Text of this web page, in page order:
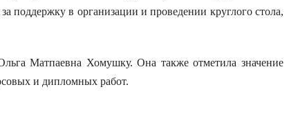
поддержку в организации и проведении круглого стола,
Матпаевна Хомушку. Она также отметила значение
и дипломных работ.